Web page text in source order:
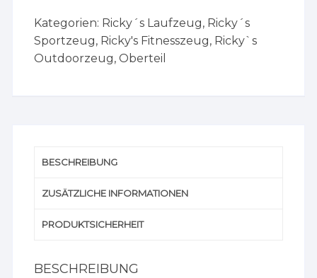
Kategorien: Ricky´s Laufzeug, Ricky´s
Sportzeug, Ricky's Fitnesszeug, Ricky`s
Outdoorzeug,Oberteil
BESCHREIBUNG
ZUSÄTZLICHE INFORMATIONEN
PRODUKTSICHERHEIT
BESCHREIBUNG